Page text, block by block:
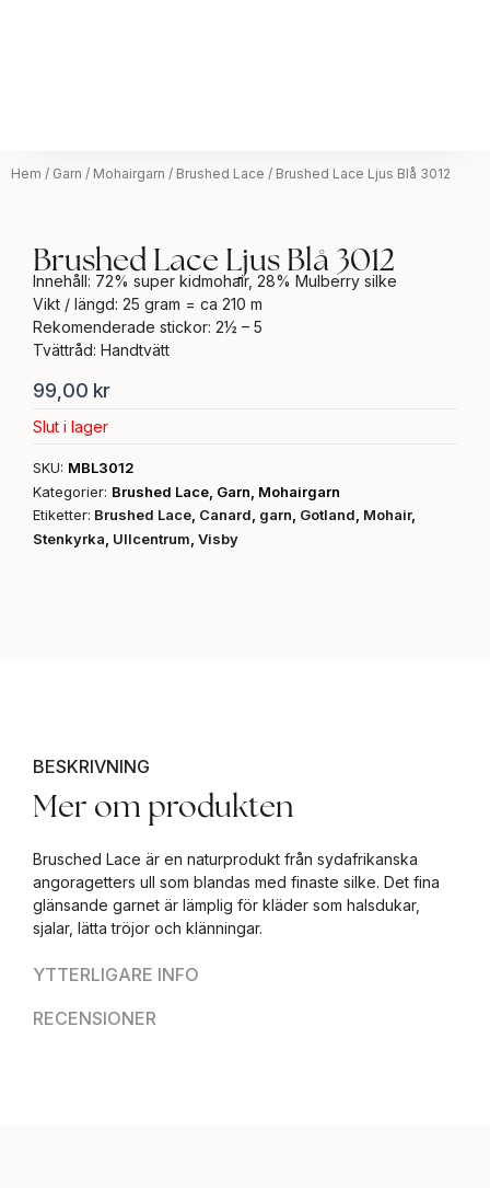
Hem / Garn / Mohairgarn / Brushed Lace / Brushed Lace Ljus Blå 3012
Brushed Lace Ljus Blå 3012
Innehåll: 72% super kidmohair, 28% Mulberry silke
Vikt / längd: 25 gram = ca 210 m
Rekomenderade stickor: 2½ – 5
Tvättråd: ​Handtvätt
99,00 kr
Slut i lager
SKU: MBL3012
Kategorier: Brushed Lace Garn Mohairgarn
Etiketter: Brushed Lace Canard garn Gotland Mohair,
Stenkyrka Ullcentrum Visby
BESKRIVNING
YTTERLIGARE INFO
RECENSIONER
Mer om produkten
Brusched Lace är en naturprodukt från sydafrikanska
angoragetters ull som blandas med finaste silke. Det fina
glänsande garnet är lämplig för kläder som halsdukar,
sjalar, lätta tröjor och klänningar.